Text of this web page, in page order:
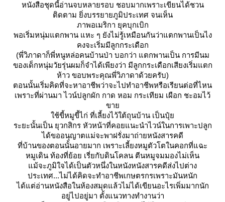
หนังสือชุดนี้อ่านจบหลายรอบ ชอบมากเพราะเขียนได้ชวน
ติดตาม ยิ่งบรรยายภูมิประเทศ จนเห็น
ภาพอเมริกา ยุคบุกเบิก
พอเริ่มหนุ่มแตกพาน แหะ ๆ ยังไม่รู้เหมือนกันว่าแตกพานเป็นไง
คงจะเริ่มมีลูกกระเดือก
(พี่วิภาดาก็พี่หนูหล่อคนบ้านป่า บอกว่า แตกพานเป็น การมีนม
ของเด็กหนุ่มวัยรุ่นผมก็จำได้เพียงว่า มีลูกกระเดือกเสียงเริ่มแตก
ห้าว ขอบพระคุณพี่วิภาดาด้วยครับ)
ตอนนั้นเริ่มคิดที่จะหาอาชีพว่าจะไปทำอาชีพหรือเรียนต่อที่ไหน
เพราะที่ผ่านมา ไวน์ปลูกผัก กาด หอม กระเทียม เผือก ชะอมไว้
ขา
ช้ขี้หมูขี้ไก่ ที่เลี้ยงไว้ใต้ถุนบ้าน เป็นปุ๋
ระยะนั้นเป็น ยุวกสิกร หัวหน้าที่คอยแนะนำไวน์ในการเพาะปลูก
ได้ขออนุญาตแม่จะพาฝรั่งมาถ่ายหนังสารคดี
ที่บ้านของตอนนั้นอายมาก เพราะเลี้ยงหมูตัวโตในคอกที่แฉะ
หมูเดิน ท้องที่ย้อย เรี่ยกับดินโคลน ตีนหมูจมมองไม่เห็น
ม้จะภูมิใจได้เป็นตัวหนึ่งในหนังหนังสารคดีส่งไปต่าง
ประเทศ...ไม่ได้คิดจะทำอาชีพเกษตรกรเพราะมันหนัก
ได้แต่อ่านหนังสือในห้องสมุดแล้วไม่ได้เขียนอะไรเพิ่มมากนัก
อยู่ไปอยู่มา ตั้งแนวทางทำงานว่า